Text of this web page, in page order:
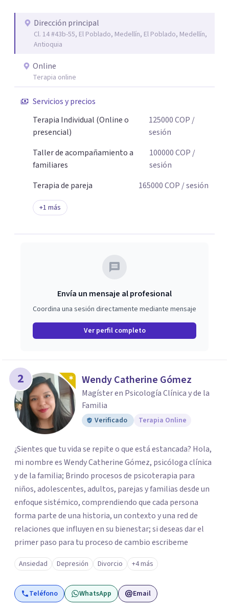
Dirección principal
Cl. 14 #43b-55, El Poblado, Medellín, El Poblado, Medellín,
Antioquia
Online
Terapia online
Servicios y precios
Terapia Individual (Online o
presencial)
125000COP /
sesión
Taller de acompañamiento a
familiares
100000COP /
sesión
Terapia de pareja
165000COP / sesión
+1 más
Envía un mensaje al profesional
Coordina una sesión directamente mediante mensaje
Ver perfil completo
2 Wendy Catherine Gómez
Magíster en Psicología Clínica y de la
Familia
Verificado Terapia Online
¿Sientes que tu vida se repite o que está estancada? Hola,
mi nombre es Wendy Catherine Gómez, psicóloga clínica
y de la familia; Brindo procesos de psicoterapia para
niños, adolescentes, adultos, parejas y familias desde un
enfoque sistémico, comprendiendo que cada persona
forma parte de una historia, un contexto y una red de
relaciones que influyen en su bienestar; si deseas dar el
primer paso para tu proceso de cambio escribeme
Ansiedad Depresión Divorcio +4 más
Teléfono WhatsApp Email